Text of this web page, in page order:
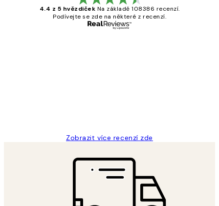
4.4 z 5 hvězdiček Na základě 108386 recenzí.
Podívejte se zde na některé z recenzí.
Zobrazit více recenzí zde